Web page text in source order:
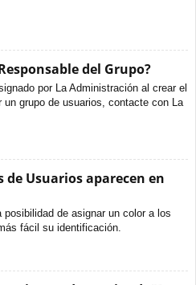
del Grupo?
por La Administración al crear el
grupo de usuarios, contacte con La
de Usuarios aparecen en
de asignar un color a los
fácil su identificación.